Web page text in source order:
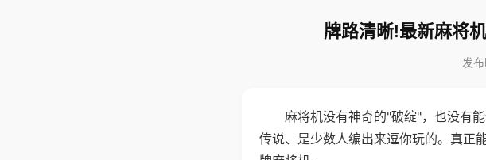
牌路清晰!最新麻将
发
麻将机没有神奇的"破绽"，也没有
传说、是少数人编出来逗你玩的。真正